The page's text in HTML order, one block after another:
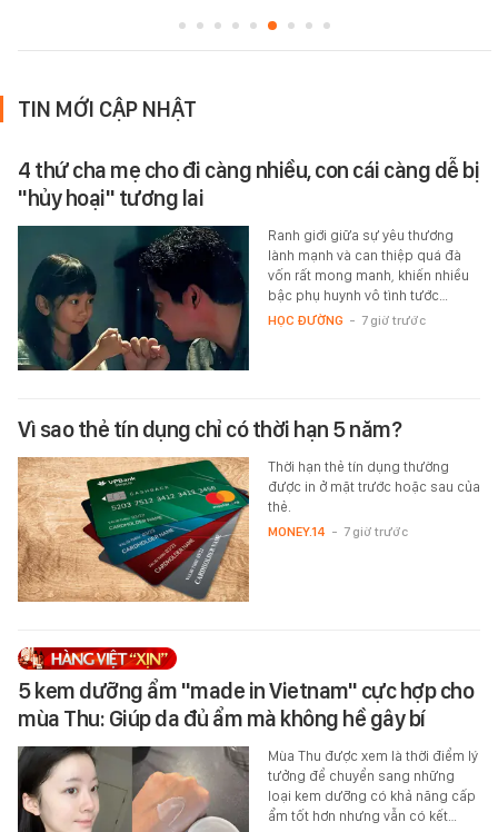
TIN MỚI CẬP NHẬT
4 thứ cha mẹ cho đi càng nhiều, con cái càng dễ bị
"hủy hoại" tương lai
Ranh giới giữa sự yêu thương
lành mạnh và can thiệp quá đà
vốn rất mong manh, khiến nhiều
bậc phụ huynh vô tình tước…
HỌC ĐƯỜNG - 7 giờ trước
Vì sao thẻ tín dụng chỉ có thời hạn 5 năm?
Thời hạn thẻ tín dụng thường
được in ở mặt trước hoặc sau của
thẻ.
MONEY.14 - 7 giờ trước
5 kem dưỡng ẩm "made in Vietnam" cực hợp cho
mùa Thu: Giúp da đủ ẩm mà không hề gây bí
Mùa Thu được xem là thời điểm lý
tưởng để chuyển sang những
loại kem dưỡng có khả năng cấp
ẩm tốt hơn nhưng vẫn có kết…